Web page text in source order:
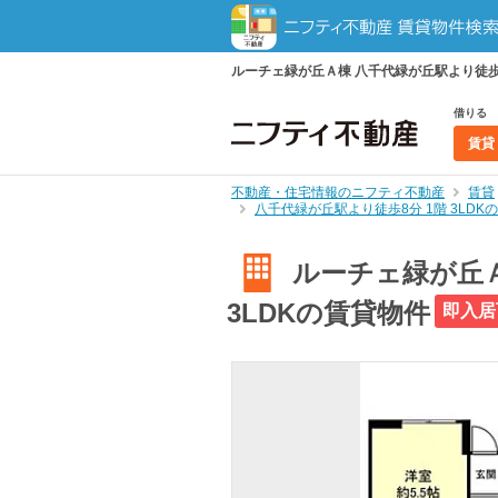
ルーチェ緑が丘Ａ棟 八千代緑が丘駅より徒
借りる
賃貸
不動産・住宅情報のニフティ不動産
賃貸
八千代緑が丘駅より徒歩8分 1階 3LDK
ルーチェ緑が丘
3LDKの賃貸物件
即入